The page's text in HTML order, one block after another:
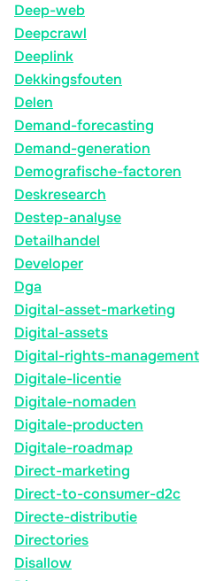
Deep-web
Deepcrawl
Deeplink
Dekkingsfouten
Delen
Demand-forecasting
Demand-generation
Demografische-factoren
Deskresearch
Destep-analyse
Detailhandel
Developer
Dga
Digital-asset-marketing
Digital-assets
Digital-rights-management
Digitale-licentie
Digitale-nomaden
Digitale-producten
Digitale-roadmap
Direct-marketing
Direct-to-consumer-d2c
Directe-distributie
Directories
Disallow